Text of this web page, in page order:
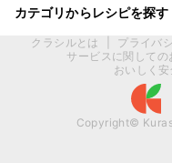
カテゴリからレシピを探す
クラシルとは プライバ
サービスに関しての
おいしく
Copyright©